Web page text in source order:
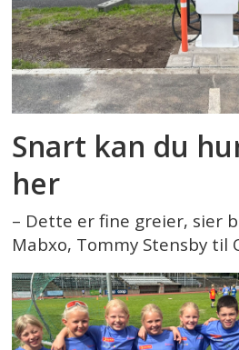
Snart kan du
her
– Dette er fine greier, sier
Mabxo, Tommy Stensby til